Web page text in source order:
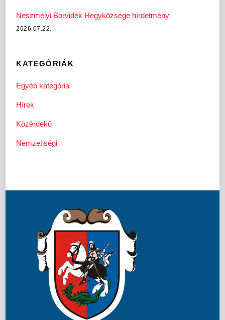
Neszmélyi Borvidék Hegyközsége hírdetmény
2026.07.22.
KATEGÓRIÁK
Egyéb kategória
Hírek
Közérdekű
Nemzetiségi